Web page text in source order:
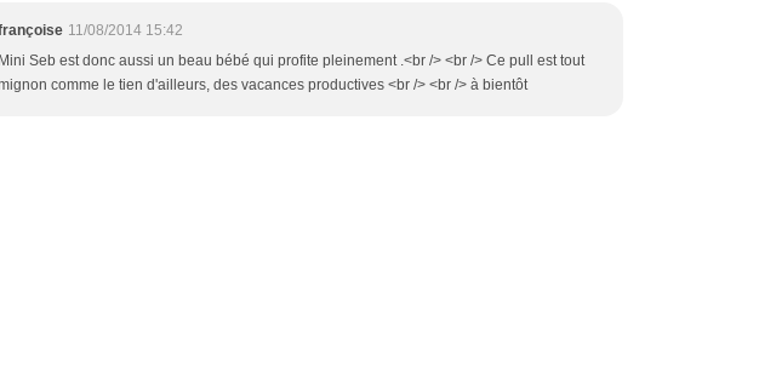
11/08/2014 15:42
Mini Seb est donc aussi un beau bébé qui profite pleinement .<br /> <br /> Ce pull est tout
comme le tien d'ailleurs, des vacances productives <br /> <br /> à bientôt